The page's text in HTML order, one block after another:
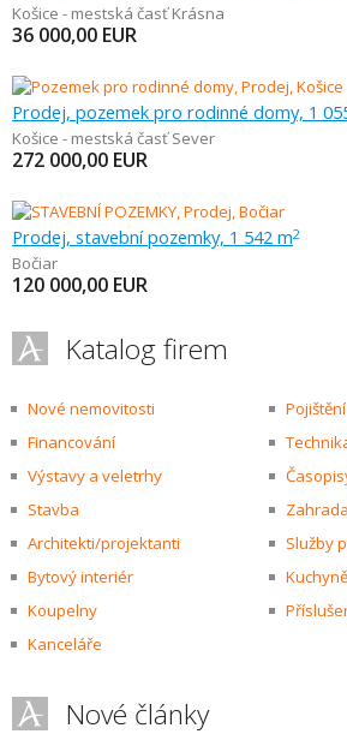
Košice - mestská časť Krásna
36 000,00 EUR
Prodej, pozemek pro rodinné domy, 1
Košice - mestská časť Sever
272 000,00 EUR
Prodej, stavební pozemky, 1 542 m2
Bočiar
120 000,00 EUR
Katalog firem
Nové nemovitosti
Pojištění
Financování
Výstavy a veletrhy
Stavba
Zahrada
Architekti/projektanti
Služby
Bytový interiér
Kuchyně
Koupelny
Kanceláře
Nové články